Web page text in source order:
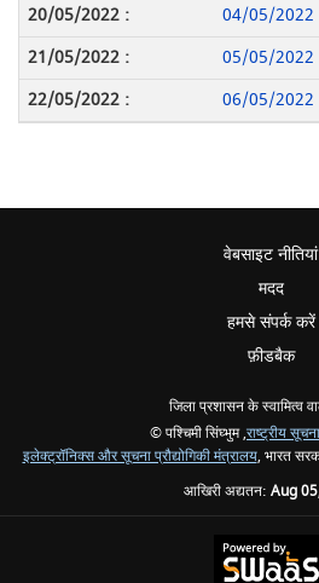
04/05/2022
05/05/2022
06/05/2022
वेबसाइट नीतियां
मदद
हमसे संपर्क करें
फ़ीडबैक
जिला प्रशासन के स्वामित्व
© पश्चिमी सिंघ्भुम ,राष्ट्रीय
इलेक्ट्रॉनिक्स और सूचना प्रौद्योगिकी मंत्रालय, भारत
आखिरी अद्यतन: Aug